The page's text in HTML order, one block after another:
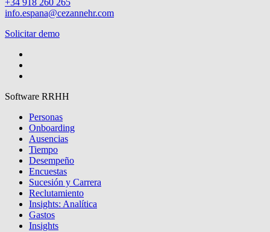
+34 918 260 265
info.espana@cezannehr.com
Solicitar demo
Software RRHH
Personas
Onboarding
Ausencias
Tiempo
Desempeño
Encuestas
Sucesión y Carrera
Reclutamiento
Insights: Analítica
Gastos
Insights